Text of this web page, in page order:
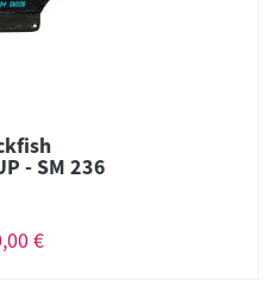
- SM 236
€